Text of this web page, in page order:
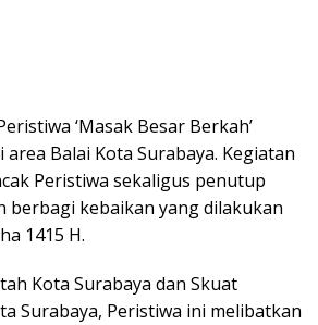
‘Masak Besar Berkah’
area Balai Kota Surabaya. Kegiatan
Peristiwa sekaligus penutup
berbagi kebaikan yang dilakukan
1415 H.
Kota Surabaya dan Skuat
Surabaya, Peristiwa ini melibatkan